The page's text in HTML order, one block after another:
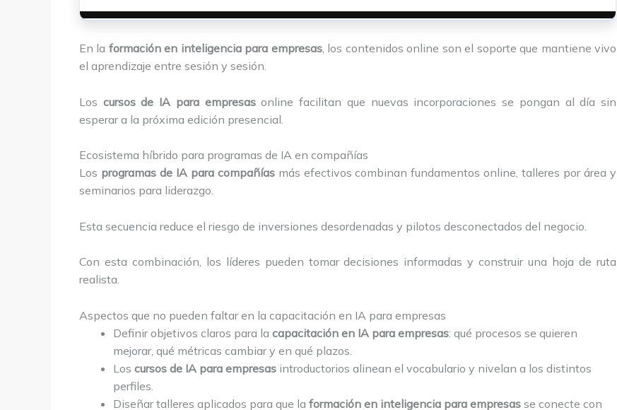
En la formación en inteligencia para empresas, los contenidos online son el soporte que mantiene vivo
el aprendizaje entre sesión y sesión.
Los cursos de IA para empresasonline facilitan que nuevas incorporaciones se pongan al día sin
esperar a la próxima edición presencial.
Ecosistema híbrido para programas de IA en compañías
Los programas de IA para compañíasmás efectivos combinan fundamentos online, talleres por área y
seminarios para liderazgo.
Esta secuencia reduce el riesgo de inversiones desordenadas y pilotos desconectados del negocio.
Con esta combinación, los líderes pueden tomar decisiones informadas y construir una hoja de ruta
realista.
Aspectos que no pueden faltar en la capacitación en IA para empresas
Definir objetivos claros para la capacitación en IA para empresas: qué procesos se quieren
mejorar, qué métricas cambiar y en qué plazos.
Los cursos de IA para empresas introductorios alinean el vocabulario y nivelan a los distintos
perfiles.
Diseñar talleres aplicados para que la formación en inteligencia para empresas se conecte con